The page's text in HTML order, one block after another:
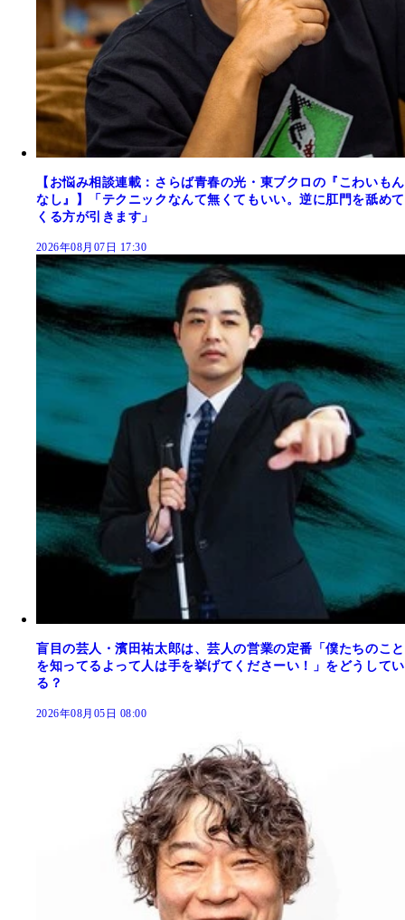
【お悩み相談連載：さらば青春の光・東ブクロの『こわいもん
なし』】「テクニックなんて無くてもいい。逆に肛門を舐めて
くる方が引きます」
2026年08月07日 17:30
盲目の芸人・濱田祐太郎は、芸人の営業の定番「僕たちのこと
を知ってるよって人は手を挙げてくださーい！」をどうしてい
る？
2026年08月05日 08:00